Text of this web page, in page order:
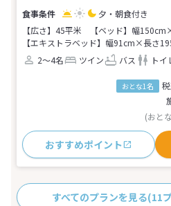
夕・朝食付き
【広さ】45平米
【ベッド】幅
【エキストラベッド】幅91cm×長さ
2～4名
ツイン バス トイ
おとな1名
(おと
おすすめポイント
すべてのプランを見る(11